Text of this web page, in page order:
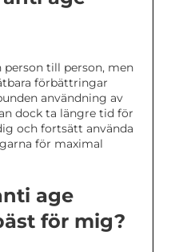
person till person, men
förbättringar
användning av
dock ta längre tid för
och fortsätt använda
för maximal
age
för mig?